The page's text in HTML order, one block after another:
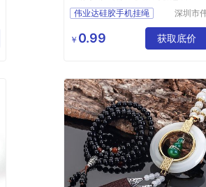
绳伟业达硅胶手机挂绳
U盘环保硅胶弹力绳定制加工厂家
伟业达模具定制液态硅胶挂绳
深圳市
有限公
￥ 0.99 获取底价